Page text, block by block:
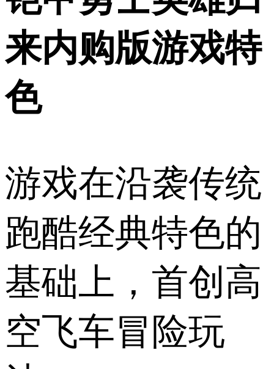
来内购版游戏特
色
游戏在沿袭传统
跑酷经典特色的
基础上，首创高
空飞车冒险玩